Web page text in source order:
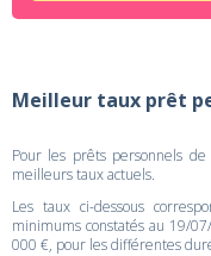
Meilleur taux prêt
Pour les prêts personnels
meilleurs taux actuels.
Les taux ci-dessous
minimums constatés au 19/
000 €, pour les différentes